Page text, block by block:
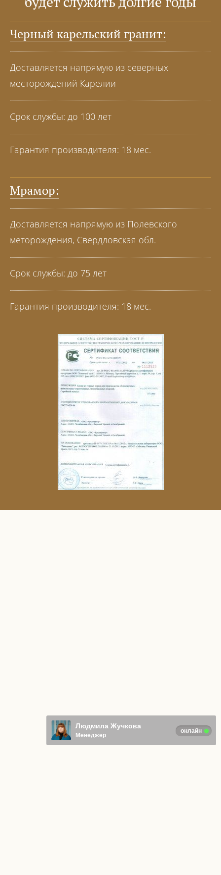
Черный карельский гранит:
Доставляется напрямую из северных
месторождений Карелии
Срок службы: до 100 лет
Гарантия производителя: 18 мес.
Мрамор:
Доставляется напрямую из Полевского
меторождения, Свердловская обл.
Срок службы: до 75 лет
Гарантия производителя: 18 мес.
Людмила Жучкова
онлайн
Менеджер